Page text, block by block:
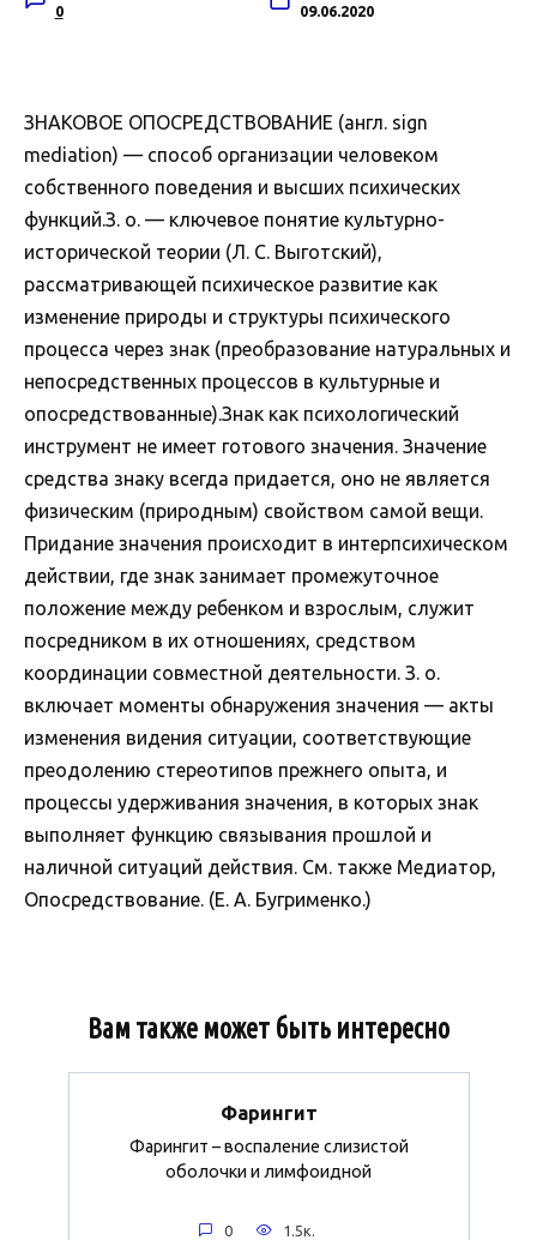
0 09.06.2020
ЗНАКОВОЕ ОПОСРЕДСТВОВАНИЕ (англ. sign
mediation) — способ организации человеком
собственного поведения и высших психических
функций.З. о. — ключевое понятие культурно-
исторической теории (Л. С. Выготский),
рассматривающей психическое развитие как
изменение природы и структуры психического
процесса через знак (преобразование натуральных и
непосредственных процессов в культурные и
опосредствованные).Знак как психологический
инструмент не имеет готового значения. Значение
средства знаку всегда придается, оно не является
физическим (природным) свойством самой вещи.
Придание значения происходит в интерпсихическом
действии, где знак занимает промежуточное
положение между ребенком и взрослым, служит
посредником в их отношениях, средством
координации совместной деятельности. З. о.
включает моменты обнаружения значения — акты
изменения видения ситуации, соответствующие
преодолению стереотипов прежнего опыта, и
процессы удерживания значения, в которых знак
выполняет функцию связывания прошлой и
наличной ситуаций действия. См. также Медиатор,
Опосредствование. (Е. А. Бугрименко.)
Вам также может быть интересно
Фарингит
Фарингит – воспаление слизистой
оболочки и лимфоидной
0 1.5к.